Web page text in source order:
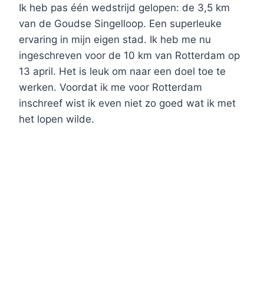
Ik heb pas één wedstrijd gelopen: de 3,5 km
van de Goudse Singelloop. Een superleuke
ervaring in mijn eigen stad. Ik heb me nu
ingeschreven voor de 10 km van Rotterdam op
13 april. Het is leuk om naar een doel toe te
werken. Voordat ik me voor Rotterdam
inschreef wist ik even niet zo goed wat ik met
het lopen wilde.